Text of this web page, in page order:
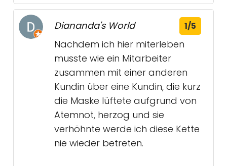
Diananda's World 1/5
Nachdem ich hier miterleben
musste wie ein Mitarbeiter
zusammen mit einer anderen
Kundin über eine Kundin, die kurz
die Maske lüftete aufgrund von
Atemnot, herzog und sie
verhöhnte werde ich diese Kette
nie wieder betreten.